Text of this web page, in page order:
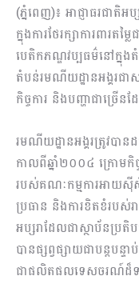
(ភ្នំពេញ)៖ អាជ្ញាធរជា
ក្នុងការថែរក្សាការពារត
បេតិកភណ្ឌវប្បធម៌នៅក្នុ
តំបន់រមណីយដ្ឋានអង្គរជា
កិច្ចការ និងបញ្ហាជាច្រើ
រមណីយដ្ឋានអង្គរត្រូវបា
កាលពីឆ្នាំ២០០៤ ក្រោមកិ
របស់គណៈកម្មការអាយ
ប្រធាន និងការខិតខំរបស់រា
អប្សរាដែលជាស្ថាប័នប្រតិ
បានផ្សព្វផ្សាយជាបន្តប
ជាផលិតផលទេសចរណ៍ដ៏ទ